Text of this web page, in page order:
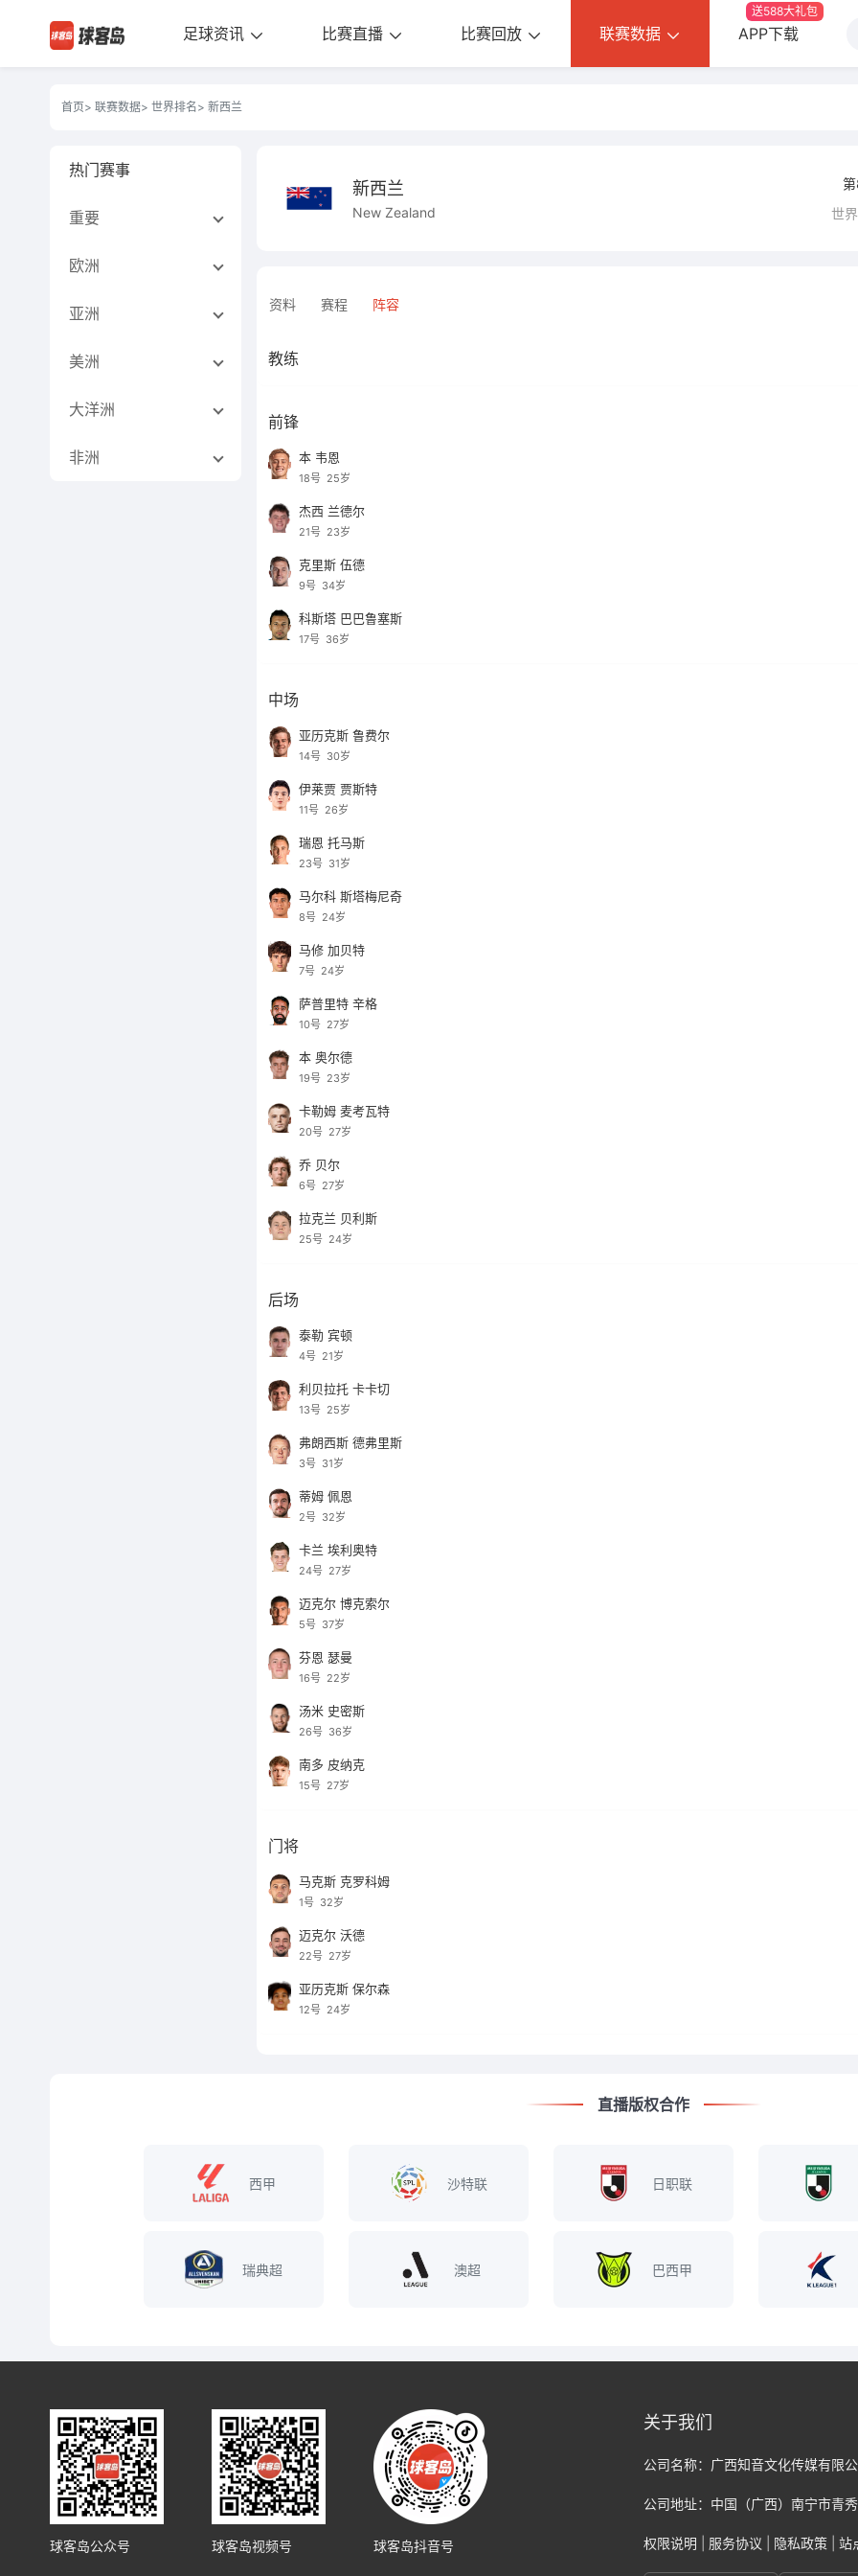
足球资讯 比赛直播 比赛回放 联赛数据 APP下载
送588大礼包
首页> 联赛数据> 世界排名> 新西兰
热门赛事
重要
欧洲
亚洲
美洲
大洋洲
非洲
新西兰
New Zealand
世
资料 赛程 阵容
教练
前锋
本 韦恩
18号 25岁
杰西 兰德尔
21号 23岁
克里斯 伍德
9号 34岁
科斯塔 巴巴鲁塞斯
17号 36岁
中场
亚历克斯 鲁费尔
14号 30岁
伊莱贾 贾斯特
11号 26岁
瑞恩 托马斯
23号 31岁
马尔科 斯塔梅尼奇
8号 24岁
马修 加贝特
7号 24岁
萨普里特 辛格
10号 27岁
本 奥尔德
19号 23岁
卡勒姆 麦考瓦特
20号 27岁
乔 贝尔
6号 27岁
拉克兰 贝利斯
25号 24岁
后场
泰勒 宾顿
4号 21岁
利贝拉托 卡卡切
13号 25岁
弗朗西斯 德弗里斯
3号 31岁
蒂姆 佩恩
2号 32岁
卡兰 埃利奥特
24号 27岁
迈克尔 博克索尔
5号 37岁
芬恩 瑟曼
16号 22岁
汤米 史密斯
26号 36岁
南多 皮纳克
15号 27岁
门将
马克斯 克罗科姆
1号 32岁
迈克尔 沃德
22号 27岁
亚历克斯 保尔森
12号 24岁
直播版权合作
西甲 沙特联 日职联
瑞典超 澳超 巴西甲
球客岛公众号 球客岛视频号 球客岛抖音号
关于我们
公司名称： 广西知音文化传媒有限
公司地址： 中国（广西）南宁市青
权限说明 服务协议 隐私政策 站